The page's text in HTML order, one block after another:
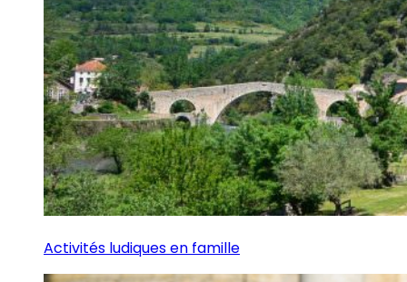
Activités ludiques en famille